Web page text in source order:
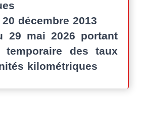
décembre 2013
29 mai 2026 portant
temporaire des taux
kilométriques